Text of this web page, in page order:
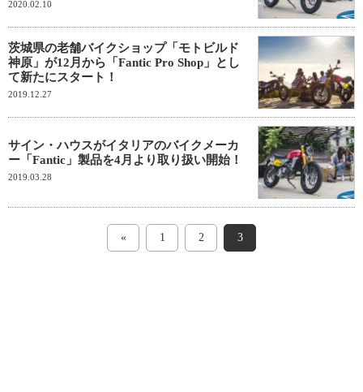
2020.02.10
茨城県の老舗バイクショップ「モトビルド
神原」が12月から「Fantic Pro Shop」とし
て新たにスタート！
2019.12.27
サイン・ハウスがイタリアのバイクメーカ
ー「Fantic」製品を4月より取り扱い開始！
2019.03.28
« 1 2 3